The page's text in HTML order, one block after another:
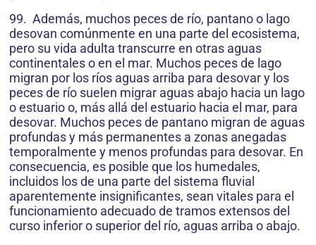
99. Además, muchos peces de río, pantano o lago
desovan comúnmente en una parte del ecosistema,
pero su vida adulta transcurre en otras aguas
continentales o en el mar. Muchos peces de lago
migran por los ríos aguas arriba para desovar y los
peces de río suelen migrar aguas abajo hacia un lago
o estuario o, más allá del estuario hacia el mar, para
desovar. Muchos peces de pantano migran de aguas
profundas y más permanentes a zonas anegadas
temporalmente y menos profundas para desovar. En
consecuencia, es posible que los humedales,
incluidos los de una parte del sistema fluvial
aparentemente insignificantes, sean vitales para el
funcionamiento adecuado de tramos extensos del
curso inferior o superior del río, aguas arriba o abajo.